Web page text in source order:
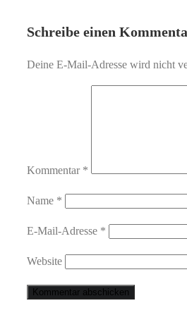
Schreibe einen
Deine E-Mail-Adresse wird nicht
Kommentar *
Name *
E-Mail-Adresse *
Website